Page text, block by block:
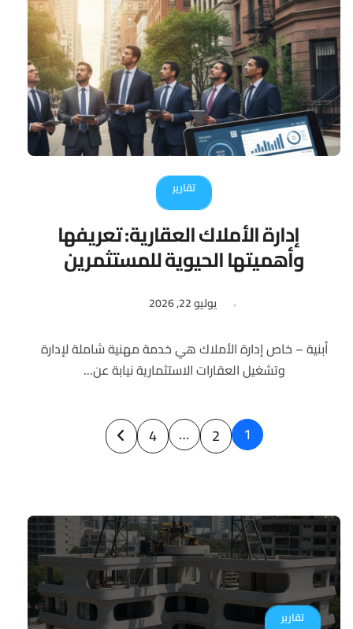
تقارير
إدارة الأملاك العقارية: تعريفها
وأهميتها الحيوية للمستثمرين
العقاريين
يوليو 22, 2026
أبنية – خاص إدارة الأملاك هي خدمة مهنية شاملة لإدارة
وتشغيل العقارات الاستثمارية نيابة عن...
Posts
pagination
1
2
…
4
تقارير